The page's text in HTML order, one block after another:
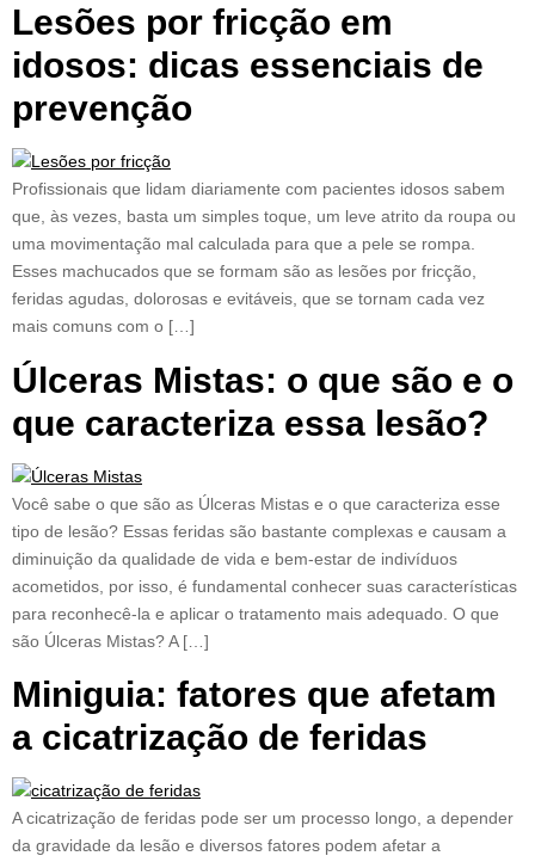
Lesões por fricção em
idosos: dicas essenciais de
prevenção
Profissionais que lidam diariamente com pacientes idosos sabem
que, às vezes, basta um simples toque, um leve atrito da roupa ou
uma movimentação mal calculada para que a pele se rompa.
Esses machucados que se formam são as lesões por fricção,
feridas agudas, dolorosas e evitáveis, que se tornam cada vez
mais comuns com o […]
Úlceras Mistas: o que são e o
que caracteriza essa lesão?
Você sabe o que são as Úlceras Mistas e o que caracteriza esse
tipo de lesão? Essas feridas são bastante complexas e causam a
diminuição da qualidade de vida e bem-estar de indivíduos
acometidos, por isso, é fundamental conhecer suas características
para reconhecê-la e aplicar o tratamento mais adequado. O que
são Úlceras Mistas? A […]
Miniguia: fatores que afetam
a cicatrização de feridas
A cicatrização de feridas pode ser um processo longo, a depender
da gravidade da lesão e diversos fatores podem afetar a